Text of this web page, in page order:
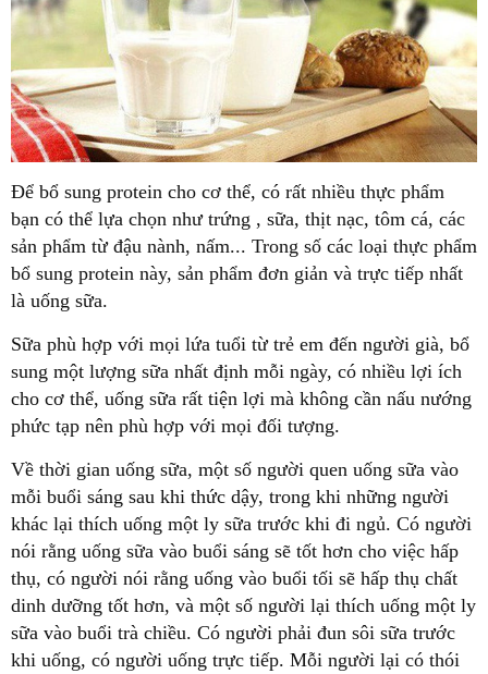
Để bổ sung protein cho cơ thể, có rất nhiều thực phẩm
bạn có thể lựa chọn như trứng , sữa, thịt nạc, tôm cá, các
sản phẩm từ đậu nành, nấm... Trong số các loại thực phẩm
bổ sung protein này, sản phẩm đơn giản và trực tiếp nhất
là uống sữa.
Sữa phù hợp với mọi lứa tuổi từ trẻ em đến người già, bổ
sung một lượng sữa nhất định mỗi ngày, có nhiều lợi ích
cho cơ thể, uống sữa rất tiện lợi mà không cần nấu nướng
phức tạp nên phù hợp với mọi đối tượng.
Về thời gian uống sữa, một số người quen uống sữa vào
mỗi buổi sáng sau khi thức dậy, trong khi những người
khác lại thích uống một ly sữa trước khi đi ngủ. Có người
nói rằng uống sữa vào buổi sáng sẽ tốt hơn cho việc hấp
thụ, có người nói rằng uống vào buổi tối sẽ hấp thụ chất
dinh dưỡng tốt hơn, và một số người lại thích uống một ly
sữa vào buổi trà chiều. Có người phải đun sôi sữa trước
khi uống, có người uống trực tiếp. Mỗi người lại có thói